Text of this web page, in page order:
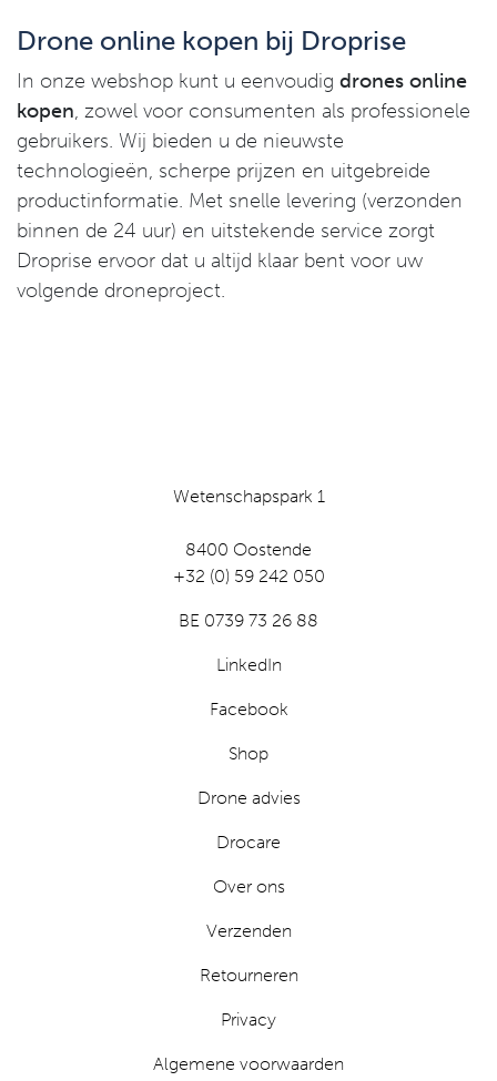
Drone online kopen bij Droprise
In onze webshop kunt u eenvoudig drones online
kopen, zowel voor consumenten als professionele
gebruikers. Wij bieden u de nieuwste
technologieën, scherpe prijzen en uitgebreide
productinformatie. Met snelle levering (verzonden
binnen de 24 uur) en uitstekende service zorgt
Droprise ervoor dat u altijd klaar bent voor uw
volgende droneproject.
Wetenschapspark 1
8400 Oostende
+32 (0) 59 242 050
BE 0739 73 26 88
LinkedIn
Facebook
Shop
Drone advies
Drocare
Over ons
Verzenden
Retourneren
Privacy
Algemene voorwaarden